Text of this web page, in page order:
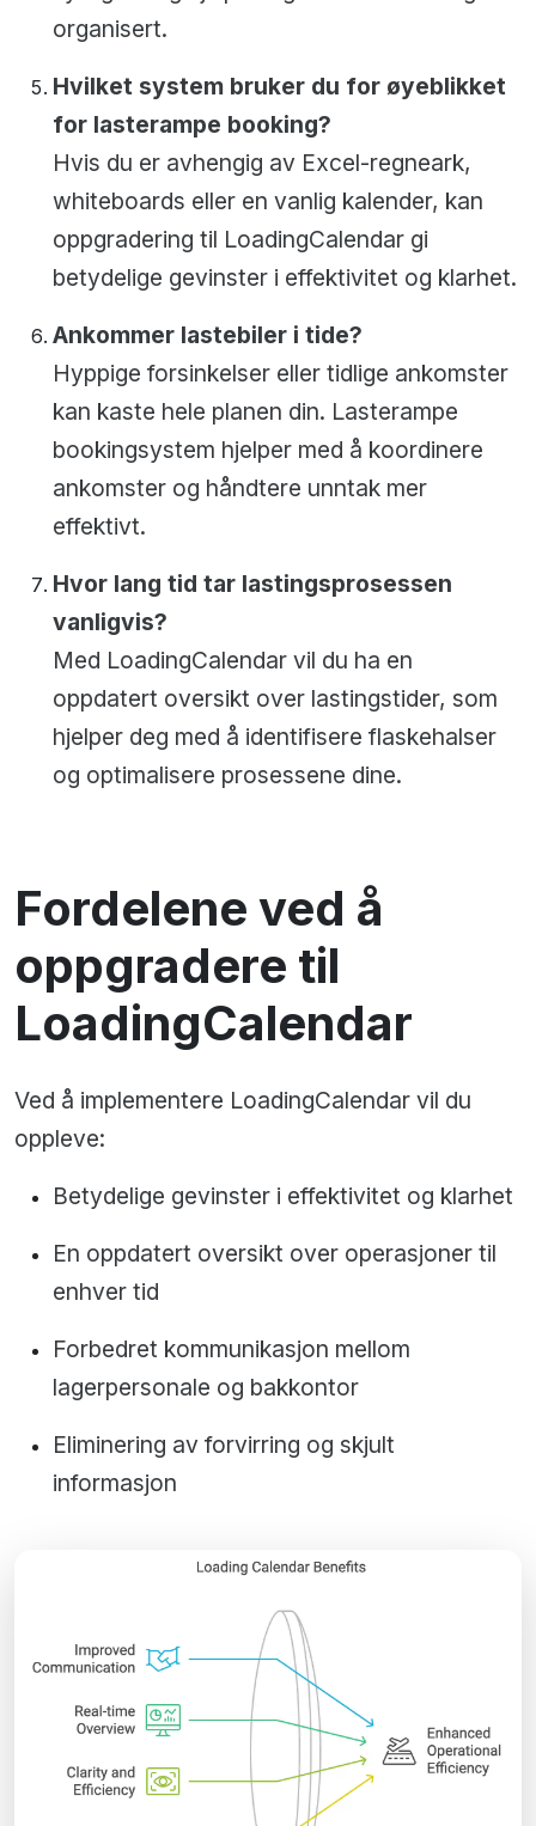
organisert.
Hvilket system bruker du for øyeblikket
for lasterampe booking?
Hvis du er avhengig av Excel-regneark,
whiteboards eller en vanlig kalender, kan
oppgradering til LoadingCalendar gi
betydelige gevinster i effektivitet og klarhet.
Ankommer lastebiler i tide?
Hyppige forsinkelser eller tidlige ankomster
kan kaste hele planen din. Lasterampe
bookingsystem hjelper med å koordinere
ankomster og håndtere unntak mer
effektivt.
Hvor lang tid tar lastingsprosessen
vanligvis?
Med LoadingCalendar vil du ha en
oppdatert oversikt over lastingstider, som
hjelper deg med å identifisere flaskehalser
og optimalisere prosessene dine.
Fordelene ved å
oppgradere til
LoadingCalendar
Ved å implementere LoadingCalendar vil du
oppleve:
Betydelige gevinster i effektivitet og klarhet
En oppdatert oversikt over operasjoner til
enhver tid
Forbedret kommunikasjon mellom
lagerpersonale og bakkontor
Eliminering av forvirring og skjult
informasjon